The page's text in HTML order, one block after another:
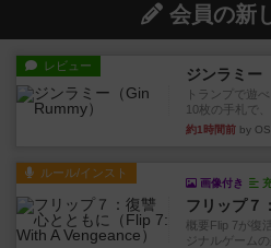
会員の新
レビュー ジンラミー
トランプで遊
10枚の手札で
約1時間前 by
ルール/インスト
画像付き
フリップ７
概要Flip 7が
ジナルゲームの